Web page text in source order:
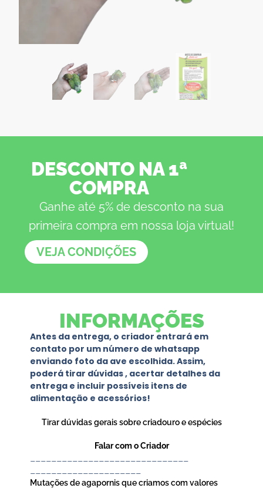
DESCONTO NA 1ª
COMPRA
Ganhe até 5% de desconto na sua
primeira compra em nossa loja virtual!
VEJA CONDIÇÕES
INFORMAÇÕES
Antes da entrega, o criador entrará em
contato por um número de whatsapp
enviando foto da ave escolhida. Assim,
poderá tirar dúvidas , acertar detalhes da
entrega e incluir possíveis itens de
alimentação e acessórios!
Tirar dúvidas gerais sobre criadouro e espécies
Falar com o Criador
Mutações de agapornis que criamos com valores